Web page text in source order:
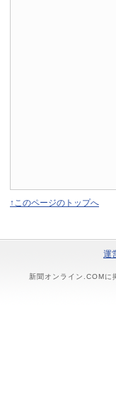
↑このページのトップへ
運
新聞オンライン.COMに